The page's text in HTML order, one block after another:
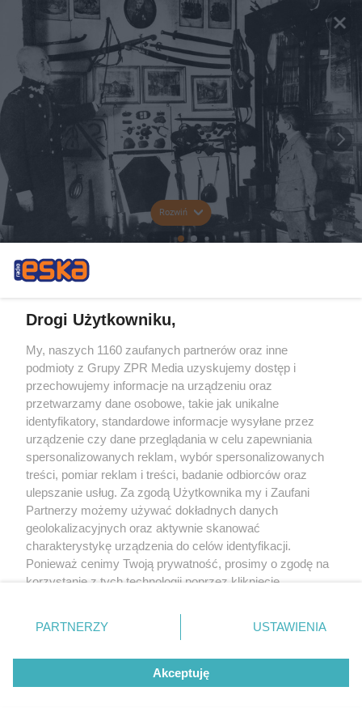
Rozwiń
Drogi Użytkowniku,
My, naszych 1160 zaufanych partnerów oraz inne
podmioty z Grupy ZPR Media uzyskujemy dostęp i
przechowujemy informacje na urządzeniu oraz
przetwarzamy dane osobowe, takie jak unikalne
identyfikatory, standardowe informacje wysyłane przez
urządzenie czy dane przeglądania w celu zapewniania
spersonalizowanych reklam, wybór spersonalizowanych
treści, pomiar reklam i treści, badanie odbiorców oraz
ulepszanie usług. Za zgodą Użytkownika my i Zaufani
Partnerzy możemy używać dokładnych danych
geolokalizacyjnych oraz aktywnie skanować
charakterystykę urządzenia do celów identyfikacji.
Ponieważ cenimy Twoją prywatność, prosimy o zgodę na
korzystanie z tych technologii poprzez kliknięcie
zmienić/wycofać klikając przycisk ustawień prywatności
znajdujący się w lewym dolnym rogu strony
rodzaje przetwarzania danych nie wymagają zgody
użytkownika, ale masz prawo sprzeciwić się takiemu
przetwarzaniu. Preferencje będą miały zastosowanie tylko
PARTNERZY USTAWIENIA
Akceptuję